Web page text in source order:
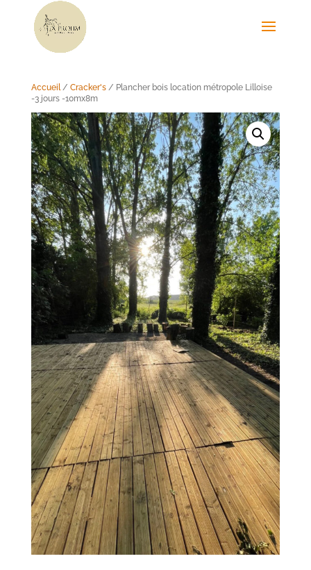
Accueil/ Cracker's/ Plancher bois location métropole Lilloise
-3 jours -10mx8m